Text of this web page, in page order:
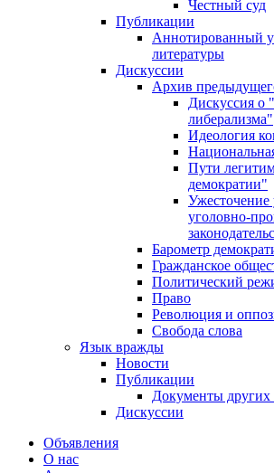
Честный суд
Публикации
Аннотированный
литературы
Дискуссии
Архив
Дискуссия о
либерализма"
Идеология
Пути
демократии"
Ужесточение
уголовно-
Барометр
Гражданское
Политический
Право
Революция и
Свобода слова
Язык вражды
Новости
Публикации
Документы других
Дискуссии
Объявления
О нас